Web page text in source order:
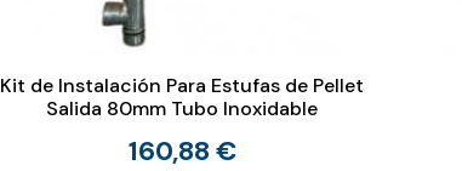
Kit de Instalación Para Estufas de Pellet
Salida 80mm Tubo Inoxidable
160,88 €